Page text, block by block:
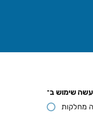
מחלקות